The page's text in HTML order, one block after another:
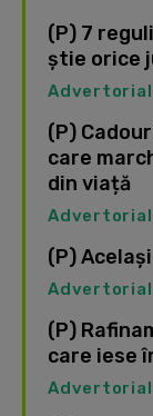
(P) 7
știe orice
(P)
care
din viață
(P)
(P)
care iese